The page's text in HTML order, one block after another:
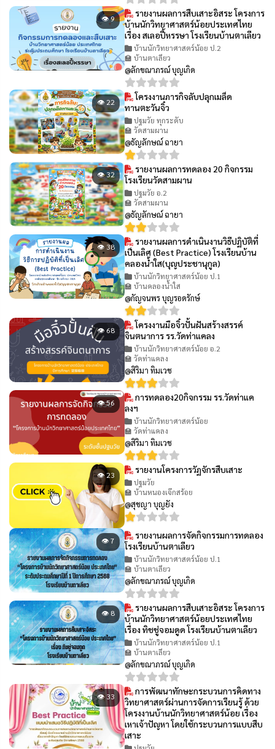
👁 9
รายงานผลการสืบเสาะอิสระ โครงการ
บ้านนักวิทยาศาสตร์น้อยประเทศไทย
เรื่อง สเลอปี้หรรษา โรงเรียนบ้านตาเลียว
บ้านนักวิทยาศาสตร์น้อย ป.2
🏫 บ้านตาเลียว
@ลักขณาภรณ์ บุญเกิด
👁 22
โครงงานภารกิจลับปลุกเมล็ด
ทานตะวันจิ๋ว
ปฐมวัย ทุกระดับ
🏫 วัดสามผาน
@ธัญลักษณ์ ฉายา
👁 32
รายงานผลการทดลอง 20 กิจกรรม
โรงเรียนวัดสามผาน
ปฐมวัย อ.2
🏫 วัดสามผาน
@ธัญลักษณ์ ฉายา
👁 38
รายงานผลการดำเนินงานวิธีปฏิบัติที่
เป็นเลิศ (Best Practice) โรงเรียนบ้าน
คลองน้ำใส(บุญประชานุกูล)
บ้านนักวิทยาศาสตร์น้อย ป.1
🏫 บ้านคลองน้ำใส
@กัญจนพร บุญรอดรักษ์
👁 68
โครงงานมือจิ๋วปั้นฝันสร้างสรรค์
จินตนาการ รร.วัดท่าแคลง
บ้านนักวิทยาศาสตร์น้อย อ.2
🏫 วัดท่าแคลง
@สิริมา ทิมเวช
👁 56
การทดลอง20กิจกรรม รร.วัดท่าแค
ลงฯ
บ้านนักวิทยาศาสตร์น้อย
🏫 วัดท่าแคลง
@สิริมา ทิมเวช
👁 23 รายงานโครงการวัฏจักรสืบเสาะ
ปฐมวัย
🏫 บ้านหนองเจ๊กสร้อย
@สุชญา บุญยัง
👁 7
รายงานผลการจัดกิจกรรมการทดลอง
โรงเรียนบ้านตาเลียว
บ้านนักวิทยาศาสตร์น้อย ป.1
🏫 บ้านตาเลียว
@ลักขณาภรณ์ บุญเกิด
👁 8
รายงานผลการสืบเสาะอิสระ โครงการ
บ้านนักวิทยาศาสตร์น้อยประเทศไทย
เรื่อง ทิชชู่จอมดูด โรงเรียนบ้านตาเลียว
บ้านนักวิทยาศาสตร์น้อย ป.1
🏫 บ้านตาเลียว
@ลักขณาภรณ์ บุญเกิด
👁 33
การพัฒนาทักษะกระบวนการคิดทาง
วิทยาศาสตร์ผ่านการจัดการเรียนรู้ ด้วย
โครงงานบ้านนักวิทยาศาสตร์น้อย เรื่อง
เหาเจ้าปัญหา โดยใช้กระบวนการแบบสืบ
เสาะ